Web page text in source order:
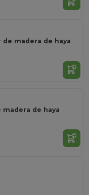
madera de haya
de haya